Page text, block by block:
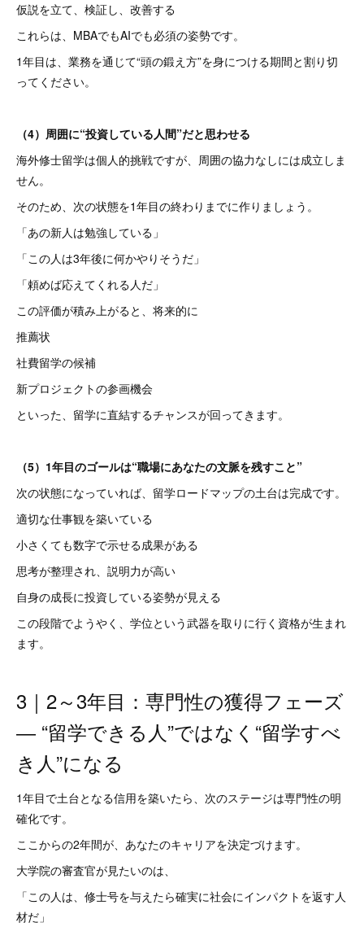
仮説を立て、検証し、改善する
これらは、MBAでもAIでも必須の姿勢です。
1年目は、業務を通じて“頭の鍛え方”を身につける期間と割り切
ってください。
（4）周囲に“投資している人間”だと思わせる
海外修士留学は個人的挑戦ですが、周囲の協力なしには成立しま
せん。
そのため、次の状態を1年目の終わりまでに作りましょう。
「あの新人は勉強している」
「この人は3年後に何かやりそうだ」
「頼めば応えてくれる人だ」
この評価が積み上がると、将来的に
推薦状
社費留学の候補
新プロジェクトの参画機会
といった、留学に直結するチャンスが回ってきます。
（5）1年目のゴールは“職場にあなたの文脈を残すこと”
次の状態になっていれば、留学ロードマップの土台は完成です。
適切な仕事観を築いている
小さくても数字で示せる成果がある
思考が整理され、説明力が高い
自身の成長に投資している姿勢が見える
この段階でようやく、学位という武器を取りに行く資格が生まれ
ます。
3｜2～3年目：専門性の獲得フェーズ
― “留学できる人”ではなく“留学すべ
き人”になる
1年目で土台となる信用を築いたら、次のステージは専門性の明
確化です。
ここからの2年間が、あなたのキャリアを決定づけます。
大学院の審査官が見たいのは、
「この人は、修士号を与えたら確実に社会にインパクトを返す人
材だ」